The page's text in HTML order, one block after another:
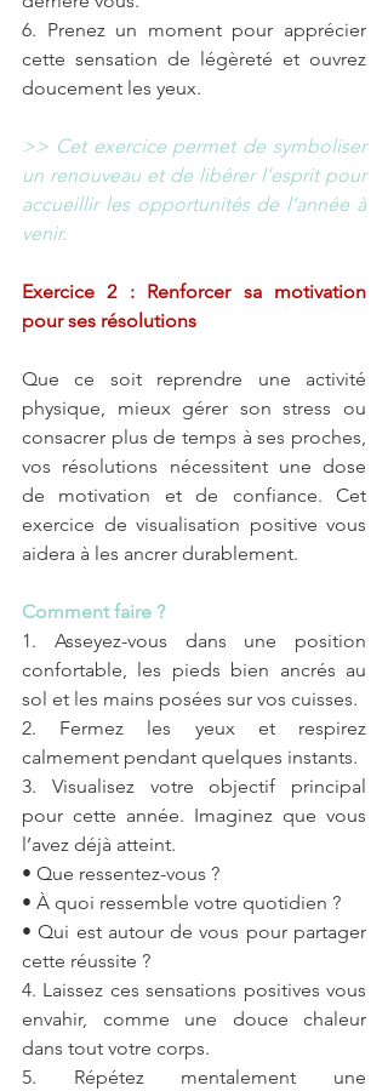
6. Prenez un moment pour apprécier
cette sensation de légèreté et ouvrez
doucement les yeux.
>> Cet exercice permet de symboliser
un renouveau et de libérer l’esprit pour
accueillir les opportunités de l’année à
venir.
Exercice 2 : Renforcer sa motivation
pour ses résolutions
Que ce soit reprendre une activité
physique, mieux gérer son stress ou
consacrer plus de temps à ses proches,
vos résolutions nécessitent une dose
de motivation et de confiance. Cet
exercice de visualisation positive vous
aidera à les ancrer durablement.
Comment faire ?
1. Asseyez-vous dans une position
confortable, les pieds bien ancrés au
sol et les mains posées sur vos cuisses.
2. Fermez les yeux et respirez
calmement pendant quelques instants.
3. Visualisez votre objectif principal
pour cette année. Imaginez que vous
l’avez déjà atteint.
• Que ressentez-vous ?
• À quoi ressemble votre quotidien ?
• Qui est autour de vous pour partager
cette réussite ?
4. Laissez ces sensations positives vous
envahir, comme une douce chaleur
dans tout votre corps.
5. Répétez mentalement une